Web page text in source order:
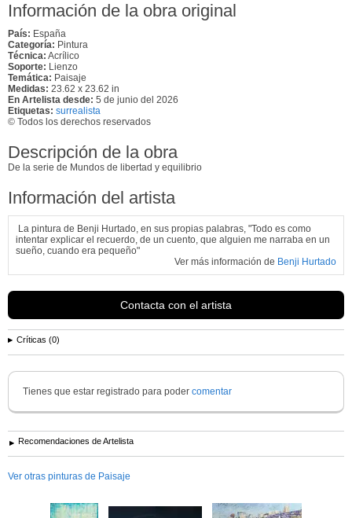
Información de la obra original
País: España
Categoría: Pintura
Técnica: Acrílico
Soporte: Lienzo
Temática: Paisaje
Medidas: 23.62 x 23.62 in
En Artelista desde: 5 de junio del 2026
Etiquetas: surrealista
© Todos los derechos reservados
Descripción de la obra
De la serie de Mundos de libertad y equilibrio
Información del artista
La pintura de Benji Hurtado, en sus propias palabras, "Todo es como
intentar explicar el recuerdo, de un cuento, que alguien me narraba en un
sueño, cuando era pequeño"
Ver más información de Benji Hurtado
Contacta con el artista
Críticas (0)
Tienes que estar registrado para poder comentar
Recomendaciones de Artelista
Ver otras pinturas de Paisaje